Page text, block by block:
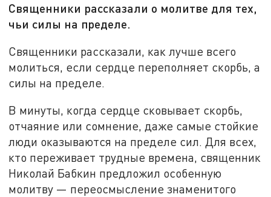
Священники рассказали о молитве для тех,
чьи силы на пределе.
Священники рассказали, как лучше всего
молиться, если сердце переполняет скорбь, а
силы на пределе.
В минуты, когда сердце сковывает скорбь,
отчаяние или сомнение, даже самые стойкие
люди оказываются на пределе сил. Для всех,
кто переживает трудные времена, священник
Николай Бабкин предложил особенную
молитву — переосмысление знаменитого